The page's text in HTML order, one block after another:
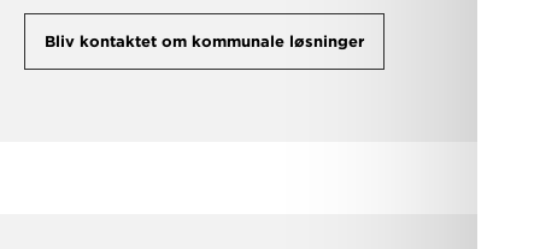
Bliv kontaktet om kommunale løsninger